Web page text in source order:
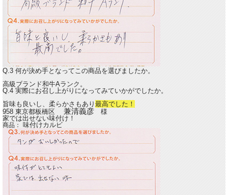
Q.3 何が決め手となってこの商品を選びましたか。
高級ブランド和牛Aランク。
Q.4 実際にお召し上がりになってみていかがでしたか。
旨味も良いし、柔らかさもあり最高でした！
958 東京都板橋区兼清義彦様
家では出せない味付け！
商品：味付けカルビ